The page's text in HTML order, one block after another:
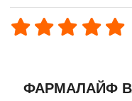
ФАРМАЛАЙФ